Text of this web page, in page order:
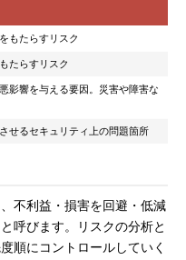
もたらすリスク
たらすリスク
影響を与える要因。災害や障害な
せるセキュリティ上の問題箇所
不利益・損害を回避・低減
と呼びます。リスクの分析と
順にコントロールしていく